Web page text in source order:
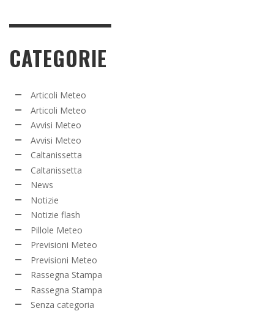
CATEGORIE
Articoli Meteo
Articoli Meteo
Avvisi Meteo
Avvisi Meteo
Caltanissetta
Caltanissetta
News
Notizie
Notizie flash
Pillole Meteo
Previsioni Meteo
Previsioni Meteo
Rassegna Stampa
Rassegna Stampa
Senza categoria